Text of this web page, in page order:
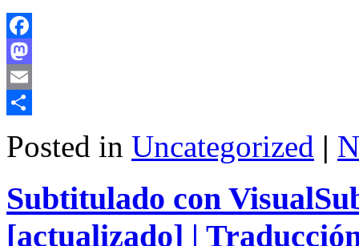
Facebook
Mastodon
Email
Posted in Uncategorized |
Subtitulado con
[actualizado] |